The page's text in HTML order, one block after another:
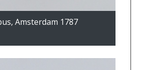
Amsterdam 1787